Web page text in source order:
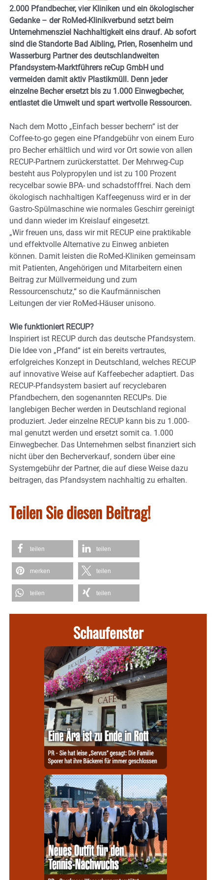
2.000 Pfandbecher, vier Kliniken und ein ökologischer
Gedanke – der RoMed-Klinikverbund setzt beim
Unternehmensziel Nachhaltigkeit eins drauf. Ab sofort
sind die Standorte Bad Aibling, Prien, Rosenheim und
Wasserburg Partner des deutschlandweiten
Pfandsystem-Marktführers reCup GmbH und
vermeiden damit aktiv Plastikmüll. Denn jeder
einzelne Becher ersetzt bis zu 1.000 Einwegbecher,
entlastet die Umwelt und spart wertvolle Ressourcen.
Nach dem Motto „Einfach besser bechern“ ist der
Coffee-to-go gegen eine Pfandgebühr von einem Euro
pro Becher erhältlich und wird vor Ort sowie von allen
RECUP-Partnern zurückerstattet. Der Mehrweg-Cup
besteht aus Polypropylen und ist zu 100 Prozent
recycelbar sowie BPA- und schadstofffrei. Nach dem
ökologisch nachhaltigen Kaffeegenuss wird er in der
Gastro-Spülmaschine wie normales Geschirr gereinigt
und dann wieder im Kreislauf eingesetzt.
„Wir freuen uns, dass wir mit RECUP eine praktikable
und effektvolle Alternative zu Einweg anbieten
können. Damit leisten die RoMed-Kliniken gemeinsam
mit Patienten, Angehörigen und Mitarbeitern einen
Beitrag zur Müllvermeidung und zum
Ressourcenschutz,“ so die Kaufmännischen
Leitungen der vier RoMed-Häuser unisono.
Wie funktioniert RECUP?
Inspiriert ist RECUP durch das deutsche Pfandsystem.
Die Idee von „Pfand“ ist ein bereits vertrautes,
erfolgreiches Konzept in Deutschland, welches RECUP
auf innovative Weise auf Kaffeebecher adaptiert. Das
RECUP-Pfandsystem basiert auf recyclebaren
Pfandbechern, den sogenannten RECUPs. Die
langlebigen Becher werden in Deutschland regional
produziert. Jeder einzelne RECUP kann bis zu 1.000-
mal genutzt werden und ersetzt somit ca. 1.000
Einwegbecher. Das Unternehmen selbst finanziert sich
nicht über den Becherverkauf, sondern über eine
Systemgebühr der Partner, die auf diese Weise dazu
beitragen, das Pfandsystem nachhaltig zu erhalten.
Teilen Sie diesen Beitrag!
teilen teilen
merken teilen
teilen teilen
Schaufenster